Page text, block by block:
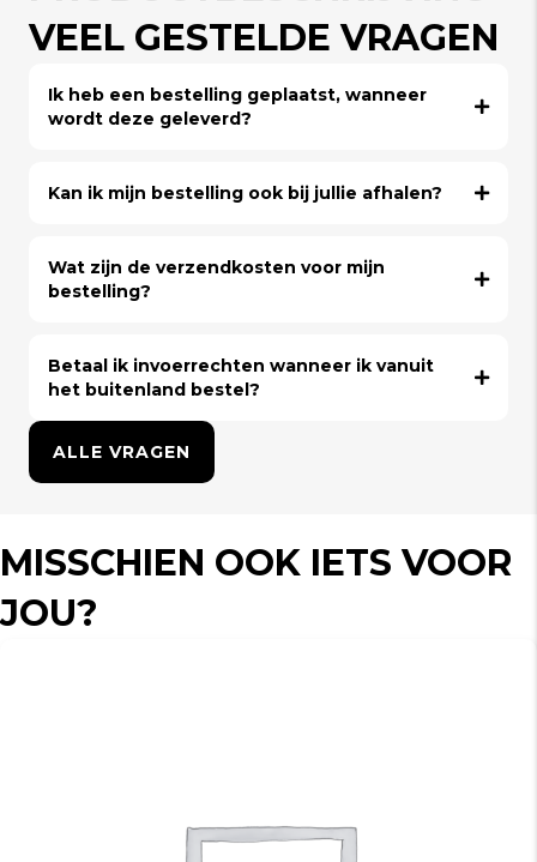
VEEL GESTELDE VRAGEN
Ik heb een bestelling geplaatst, wanneer
wordt deze geleverd?
Kan ik mijn bestelling ook bij jullie afhalen?
Wat zijn de verzendkosten voor mijn
bestelling?
Betaal ik invoerrechten wanneer ik vanuit
het buitenland bestel?
ALLE VRAGEN
MISSCHIEN OOK IETS VOOR
JOU?